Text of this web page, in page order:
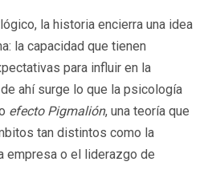
la historia encierra una idea
la capacidad que tienen
para influir en la
ahí surge lo que la psicología
efecto Pigmalión, una teoría que
tan distintos como la
empresa o el liderazgo de